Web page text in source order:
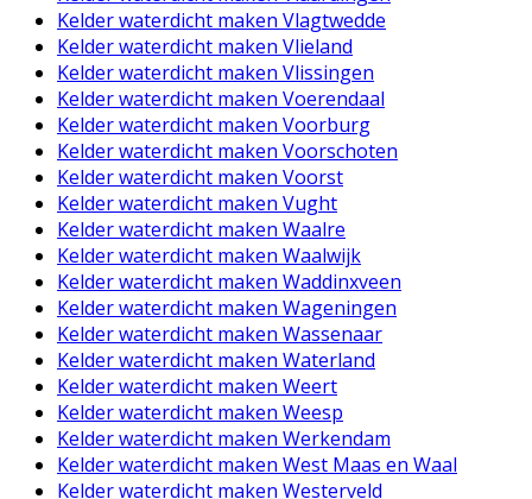
Kelder waterdicht maken Vlagtwedde
Kelder waterdicht maken Vlieland
Kelder waterdicht maken Vlissingen
Kelder waterdicht maken Voerendaal
Kelder waterdicht maken Voorburg
Kelder waterdicht maken Voorschoten
Kelder waterdicht maken Voorst
Kelder waterdicht maken Vught
Kelder waterdicht maken Waalre
Kelder waterdicht maken Waalwijk
Kelder waterdicht maken Waddinxveen
Kelder waterdicht maken Wageningen
Kelder waterdicht maken Wassenaar
Kelder waterdicht maken Waterland
Kelder waterdicht maken Weert
Kelder waterdicht maken Weesp
Kelder waterdicht maken Werkendam
Kelder waterdicht maken West Maas en Waal
Kelder waterdicht maken Westerveld